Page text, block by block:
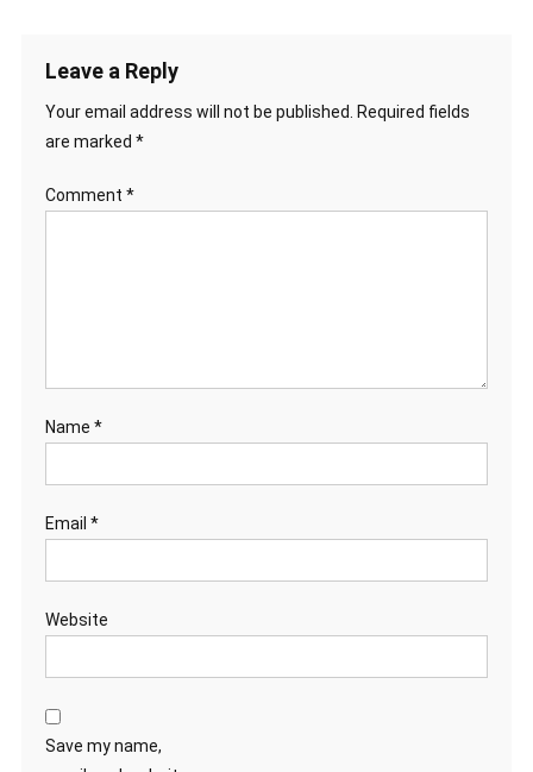
Leave a Reply
Your email address will not be published. Required fields
are marked *
Comment *
Name *
Email *
Website
Save my name,